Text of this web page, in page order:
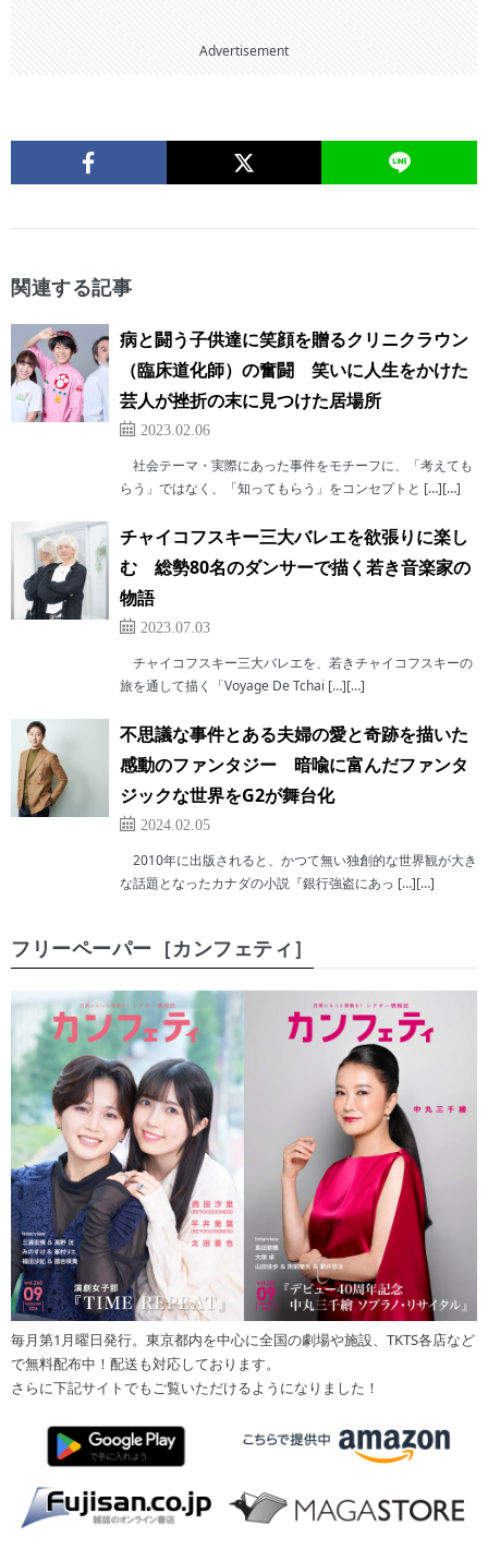
Advertisement
関連する記事
病と闘う子供達に笑顔を贈るクリニクラウン
（臨床道化師）の奮闘 笑いに人生をかけた
芸人が挫折の末に見つけた居場所
2023.02.06
社会テーマ・実際にあった事件をモチーフに、「考えても
らう」ではなく、「知ってもらう」をコンセプトと […][…]
チャイコフスキー三大バレエを欲張りに楽し
む 総勢80名のダンサーで描く若き音楽家の
物語
2023.07.03
チャイコフスキー三大バレエを、若きチャイコフスキーの
旅を通して描く「Voyage De Tchai […][…]
不思議な事件とある夫婦の愛と奇跡を描いた
感動のファンタジー 暗喩に富んだファンタ
ジックな世界をG2が舞台化
2024.02.05
2010年に出版されると、かつて無い独創的な世界観が大き
な話題となったカナダの小説『銀行強盗にあっ […][…]
フリーペーパー［カンフェティ］
毎月第1月曜日発行。東京都内を中心に全国の劇場や施設、TKTS各店など
で無料配布中！配送も対応しております。
さらに下記サイトでもご覧いただけるようになりました！